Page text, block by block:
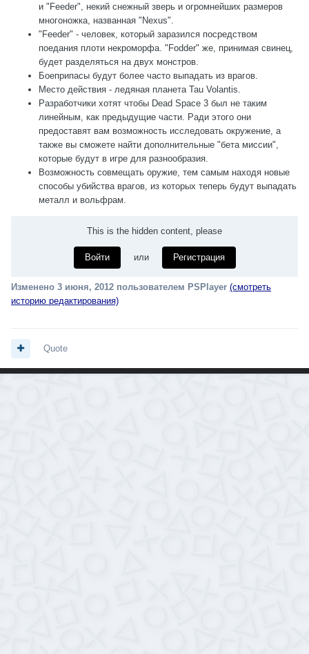
и "Feeder", некий снежный зверь и огромнейших размеров
многоножка, названная "Nexus".
"Feeder" - человек, который заразился посредством
поедания плоти некроморфа. "Fodder" же, принимая свинец,
будет разделяться на двух монстров.
Боеприпасы будут более часто выпадать из врагов.
Место действия - ледяная планета Tau Volantis.
Разработчики хотят чтобы Dead Space 3 был не таким
линейным, как предыдущие части. Ради этого они
предоставят вам возможность исследовать окружение, а
также вы сможете найти дополнительные "бета миссии",
которые будут в игре для разнообразия.
Возможность совмещать оружие, тем самым находя новые
способы убийства врагов, из которых теперь будут выпадать
металл и вольфрам.
This is the hidden content, please
Войти или Регистрация
Изменено 3 июня, 2012 пользователем PSPlayer (смотреть
историю редактирования)
Quote